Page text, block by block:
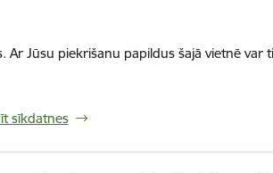
Jūsu piekrišanu papildus šajā vietnē
sīkdatnes